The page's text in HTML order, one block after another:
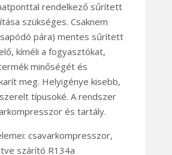
rendelkező sűrített
szükséges. Csaknem
pára) mentes sűrített
kíméli a fogyasztókat,
minőségét és
meg. Helyigénye kisebb,
típusoké. A rendszer
és tartály.
csavarkompresszor,
szárító R134a